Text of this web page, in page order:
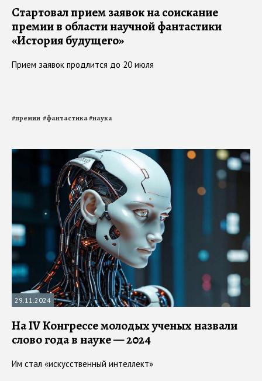
Стартовал прием заявок на соискание
премии в области научной фантастики
«История будущего»
Прием заявок продлится до 20 июля
#премии #фантастика#наука
29.11.2024
На IV Конгрессе молодых ученых назвали
слово года в науке — 2024
Им стал «искусственный интеллект»